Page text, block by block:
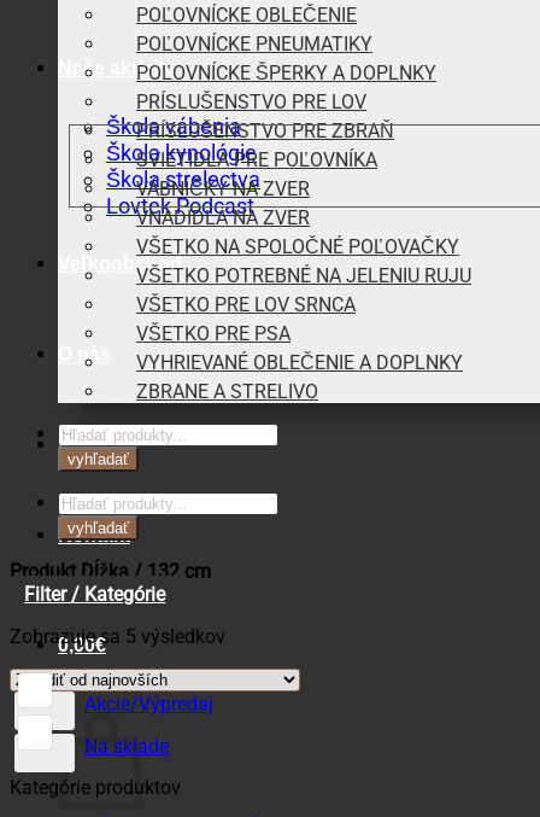
Naše aktivity
Škola vábenia
Škola kynológie
Škola strelectva
Lovtek Podcast
Veľkoobchod
O nás
Blog
Kontakt
0,00€
Košík
POĽOVNÍCKE OBLEČENIE
POĽOVNÍCKE PNEUMATIKY
POĽOVNÍCKE ŠPERKY A DOPLNKY
PRÍSLUŠENSTVO PRE LOV
PRÍSLUŠENSTVO PRE ZBRAŇ
SVIETIDLÁ PRE POĽOVNÍKA
VÁBNIČKY NA ZVER
VNADIDLÁ NA ZVER
VŠETKO NA SPOLOČNÉ POĽOVAČKY
VŠETKO POTREBNÉ NA JELENIU RUJU
VŠETKO PRE LOV SRNCA
VŠETKO PRE PSA
VYHRIEVANÉ OBLEČENIE A DOPLNKY
ZBRANE A STRELIVO
Products
search
vyhľadať
Products
search
vyhľadať
Produkt Dĺžka / 132 cm
Filter / Kategórie
Zobrazuje sa 5 výsledkov
najnovších
Akcie/Výpredaj
Na sklade
Kategórie produktov